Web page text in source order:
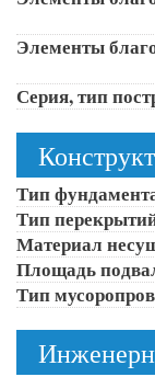
Элементы
Серия, тип
Тип
Тип
Материал
Площадь
Тип